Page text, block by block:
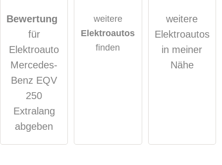
genommen.
öffentliche Frage stellen Abbrechen
Hinweis: Bitte beachten Sie, öffentliche Fragen sindfür alle
Klicken Sie hier um eine
Elektroauto-Eintrag zu stellen
Bewertung
für
Elektroauto
Mercedes-
Benz EQV
250
Extralang
abgeben
weitere
Elektroautos
finden
weitere
Elektroautos
in meiner
Nähe